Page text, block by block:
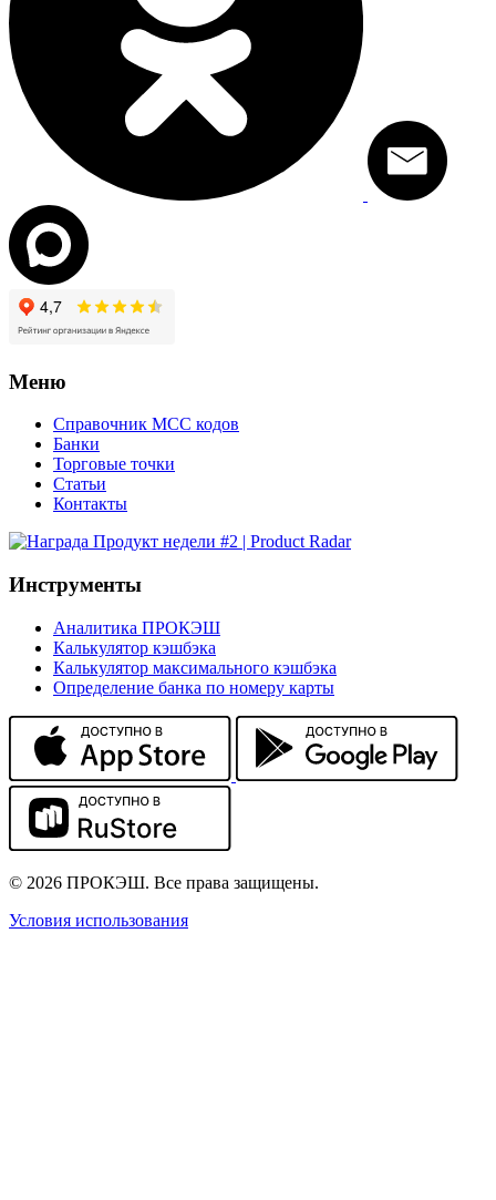
Меню
Справочник MCC кодов
Банки
Торговые точки
Статьи
Контакты
Инструменты
Аналитика ПРОКЭШ
Калькулятор кэшбэка
Калькулятор максимального кэшбэка
Определение банка по номеру карты
© 2026 ПРОКЭШ. Все права защищены.
Условия использования